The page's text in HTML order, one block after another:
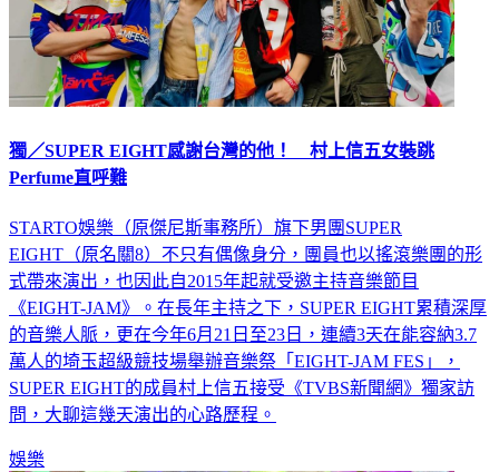
獨／SUPER EIGHT感謝台灣的他！ 村上信五女裝跳
Perfume直呼難
STARTO娛樂（原傑尼斯事務所）旗下男團SUPER
EIGHT（原名關8）不只有偶像身分，團員也以搖滾樂團的形
式帶來演出，也因此自2015年起就受邀主持音樂節目
《EIGHT-JAM》。在長年主持之下，SUPER EIGHT累積深厚
的音樂人脈，更在今年6月21日至23日，連續3天在能容納3.7
萬人的埼玉超級競技場舉辦音樂祭「EIGHT-JAM FES」，
SUPER EIGHT的成員村上信五接受《TVBS新聞網》獨家訪
問，大聊這幾天演出的心路歷程。
娛樂